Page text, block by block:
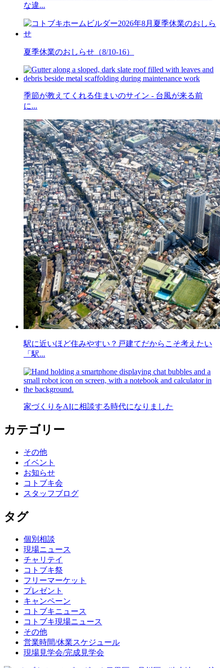
な違...
夏季休業のおしらせ（8/10-16）
季節が教えてくれる住まいのサイン - 台風が来る前
に...
駅に近いほど住みやすい？戸建てだからこそ考えたい
「駅...
家づくりをAIに相談する時代になりました
カテゴリー
その他
イベント
お知らせ
コトブキ会
スタッフブログ
タグ
個別相談
現場ニュース
チャリテイ
コトブキ祭
フリーマーケット
プレゼント
キャンペーン
コトブキニュース
コトブキ現場ニュース
その他
営業時間/休業スケジュール
現場見学会/完成見学会